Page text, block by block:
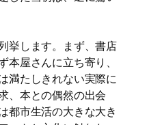
挙します。まず、書店
本屋さんに立ち寄り、
満たしきれない実際に
、本との偶然の出会
都市生活の大きな大き